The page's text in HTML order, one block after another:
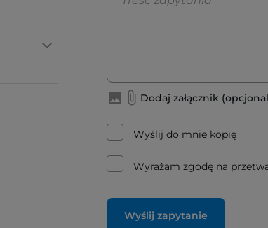
Dodaj załącznik
Wyślij do mnie kopię
Wyrażam zgodę na
Wyślij zapytanie